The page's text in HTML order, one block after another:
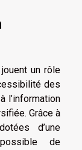
un rôle
des
l’information
Grâce à
d’une
de